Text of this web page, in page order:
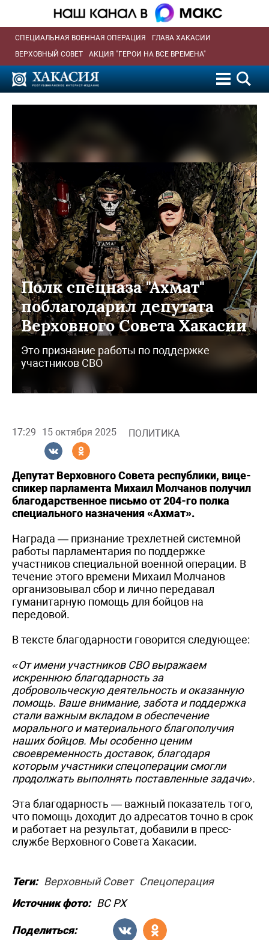
СПЕЦИАЛЬНАЯ ВОЕННАЯ ОПЕРАЦИЯ
ГЛАВА ХАКАСИИ
ВЕРХОВНЫЙ СОВЕТ
АКЦИЯ "ГЕРОИ НА ВСЕ ВРЕМЕНА"
Полк спецназа "Ахмат"
поблагодарил депутата
Верховного Совета Хакасии
Это признание работы по поддержке
участников СВО
17:29 15 октября 2025 ПОЛИТИКА
Депутат Верховного Совета республики, вице-
спикер парламента Михаил Молчанов получил
благодарственное письмо от 204-го полка
специального назначения «Ахмат».
Награда — признание трехлетней системной
работы парламентария по поддержке
участников специальной военной операции. В
течение этого времени Михаил Молчанов
организовывал сбор и лично передавал
гуманитарную помощь для бойцов на
передовой.
В тексте благодарности говорится следующее:
«От имени участников СВО выражаем
искреннюю благодарность за
добровольческую деятельность и оказанную
помощь. Ваше внимание, забота и поддержка
стали важным вкладом в обеспечение
морального и материального благополучия
наших бойцов. Мы особенно ценим
своевременность доставок, благодаря
которым участники спецоперации смогли
продолжать выполнять поставленные задачи».
Эта благодарность — важный показатель того,
что помощь доходит до адресатов точно в срок
и работает на результат, добавили в пресс-
службе Верховного Совета Хакасии.
Теги: Верховный Совет Спецоперация
Источник фото: ВС РХ
Поделиться: